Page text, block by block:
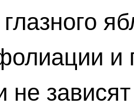
и
зависят